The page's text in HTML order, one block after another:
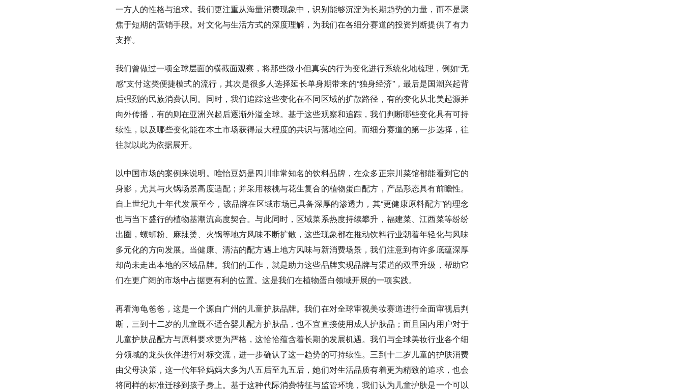
一方人的性格与追求。我们更注重从海量消费现象中，识别能够沉淀为长期趋势的力量，而不是聚
焦于短期的营销手段。对文化与生活方式的深度理解，为我们在各细分赛道的投资判断提供了有力
支撑。
我们曾做过一项全球层面的横截面观察，将那些微小但真实的行为变化进行系统化地梳理，例如“无
感”支付这类便捷模式的流行，其次是很多人选择延长单身期带来的“独身经济”，最后是国潮兴起背
后强烈的民族消费认同。同时，我们追踪这些变化在不同区域的扩散路径，有的变化从北美起源并
向外传播，有的则在亚洲兴起后逐渐外溢全球。基于这些观察和追踪，我们判断哪些变化具有可持
续性，以及哪些变化能在本土市场获得最大程度的共识与落地空间。而细分赛道的第一步选择，往
往就以此为依据展开。
以中国市场的案例来说明。唯怡豆奶是四川非常知名的饮料品牌，在众多正宗川菜馆都能看到它的
身影，尤其与火锅场景高度适配；并采用核桃与花生复合的植物蛋白配方，产品形态具有前瞻性。
自上世纪九十年代发展至今，该品牌在区域市场已具备深厚的渗透力，其“更健康原料配方”的理念
也与当下盛行的植物基潮流高度契合。与此同时，区域菜系热度持续攀升，福建菜、江西菜等纷纷
出圈，螺蛳粉、麻辣烫、火锅等地方风味不断扩散，这些现象都在推动饮料行业朝着年轻化与风味
多元化的方向发展。当健康、清洁的配方遇上地方风味与新消费场景，我们注意到有许多底蕴深厚
却尚未走出本地的区域品牌。我们的工作，就是助力这些品牌实现品牌与渠道的双重升级，帮助它
们在更广阔的市场中占据更有利的位置。这是我们在植物蛋白领域开展的一项实践。
再看海龟爸爸，这是一个源自广州的儿童护肤品牌。我们在对全球审视美妆赛道进行全面审视后判
断，三到十二岁的儿童既不适合婴儿配方护肤品，也不宜直接使用成人护肤品；而且国内用户对于
儿童护肤品配方与原料要求更为严格，这恰恰蕴含着长期的发展机遇。我们与全球美妆行业各个细
分领域的龙头伙伴进行对标交流，进一步确认了这一趋势的可持续性。三到十二岁儿童的护肤消费
由父母决策，这一代年轻妈妈大多为八五后至九五后，她们对生活品质有着更为精致的追求，也会
将同样的标准迁移到孩子身上。基于这种代际消费特征与监管环境，我们认为儿童护肤是一个可以